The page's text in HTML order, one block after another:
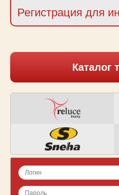
Регистрация для
Каталог